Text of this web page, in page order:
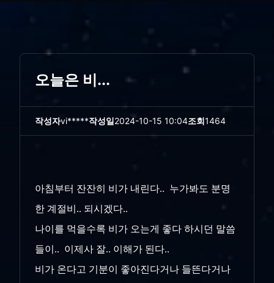
오늘은 비...
작성자vi*****작성일2024-10-15 10:04조회1464
아침부터 잔잔히 비가 내린다.. 누가봐도 분명
한 계절비.. 되시겠다..
나이를 먹을수록 비가 오는게 좋다 하시던 말씀
들이.. 이제사 잘.. 이해가 된다..
비가 온다고 기분이 좋아진다거나 들뜬다거나